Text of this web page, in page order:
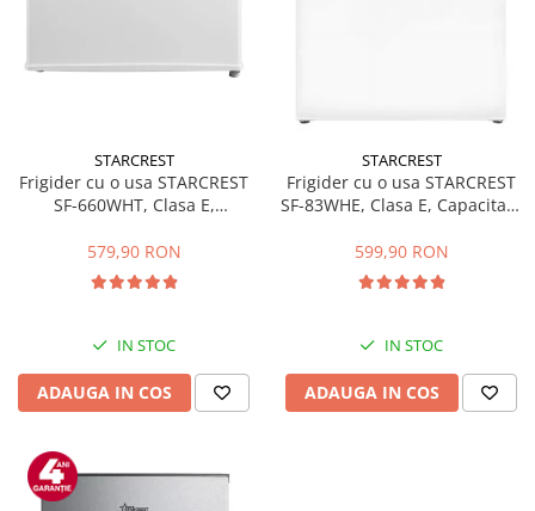
STARCREST
Frigider cu o usa STARCREST
SF-660WHT, Clasa E,
579,90 RON
IN STOC
ADAUGA IN COS
STARCREST
Frigider cu o usa STARCREST
SF-83WHE, Clasa E, Capacitate
Compartiment gheata, H 85
cm, Alb
599,90 RON
IN STOC
ADAUGA IN COS